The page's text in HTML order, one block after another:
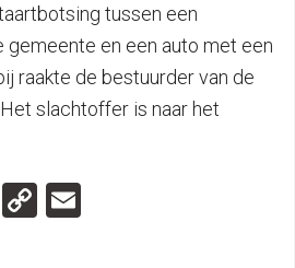
tussen een
en een auto met een
raakte de bestuurder van de
slachtoffer is naar het
WhatsApp
Copy